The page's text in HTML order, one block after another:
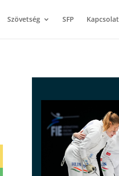
Szövetség SFP Kapcsolat